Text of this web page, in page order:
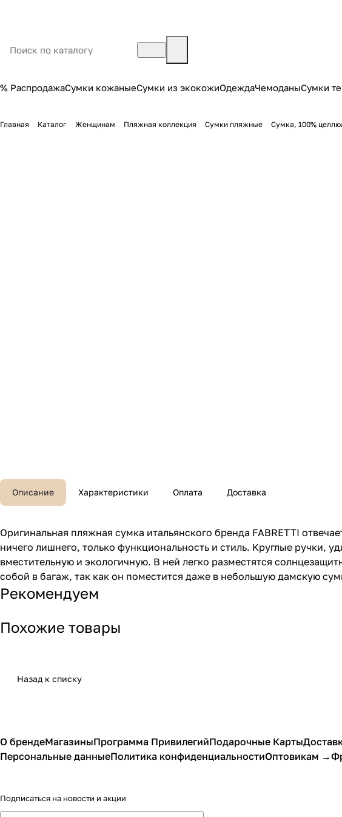
% РаспродажаСумки кожаныеСумки из экокожиОдеждаЧемоданыСумки
Главная Каталог Женщинам Пляжная коллекция Сумки пляжные Сумка, 100%
Описание Характеристики Оплата Доставка
Оригинальная пляжная сумка итальянского бренда FABRETTI
ничего лишнего, только функциональность и стиль. Круглые ручки,
вместительную и экологичную. В ней легко разместятся
собой в багаж, так как он поместится даже в небольшую дамскую
Рекомендуем
Похожие товары
Назад к списку
О брендеМагазиныПрограмма ПривилегийПодарочные Карты
Персональные данныеПолитика конфиденциальностиОптовикам →
Подписаться на новости и акции